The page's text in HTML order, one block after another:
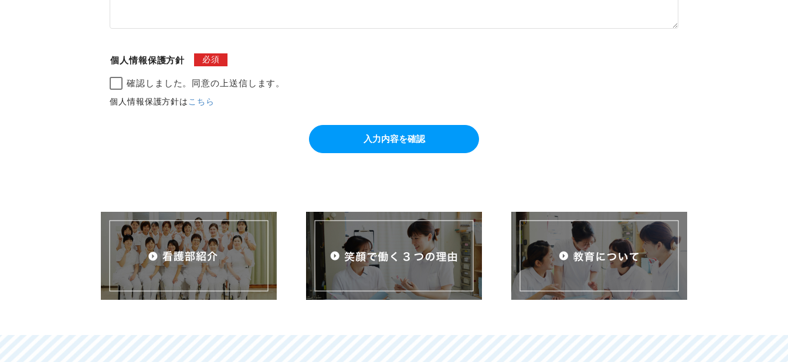
個人情報保護方針 必須
確認しました。同意の上送信します。
個人情報保護方針は こちら
入力内容を確認